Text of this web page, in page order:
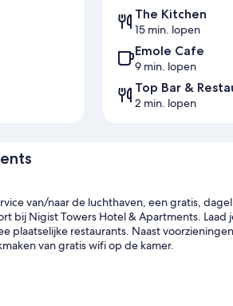
The Kitchen
15 min. lopen
Emole Cafe
9 min. lopen
Top Bar &
2 min. lopen
van/naar de luchthaven, een gratis,
bij Nigist Towers Hotel & Apartments. Laad
plaatselijke restaurants. Naast
van gratis wifi op de kamer.
een waterkoeler en een lift